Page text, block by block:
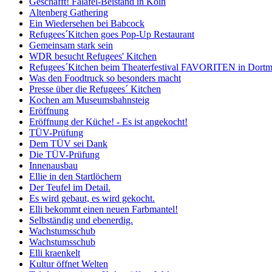
Altenberg Gathering
Ein Wiedersehen bei Babcock
Refugees´Kitchen goes Pop-Up Restaurant
Gemeinsam stark sein
WDR besucht Refugees' Kitchen
Refugees´Kitchen beim Theaterfestival FAVORITEN in
Was den Foodtruck so besonders macht
Presse über die Refugees´ Kitchen
Kochen am Museumsbahnsteig
Eröffnung
Eröffnung der Küche! - Es ist angekocht!
TÜV-Prüfung
Dem TÜV sei Dank
Die TÜV-Prüfung
Innenausbau
Ellie in den Startlöchern
Der Teufel im Detail.
Es wird gebaut, es wird gekocht.
Elli bekommt einen neuen Farbmantel!
Selbständig und ebenerdig.
Wachstumsschub
Wachstumsschub
Elli kraenkelt
Kultur öffnet Welten